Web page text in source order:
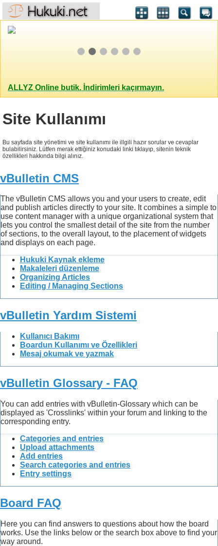
ALLYZ Online butik. İndirimleri kaçırmayın.
Site Kullanımı
Bu sayfada site yönetimi ve site kullanımı ile illgili hazır sorular ve cevaplar
bulabilirsiniz. Lütfen merak ettiğiniz konudaki linki tıklayıp, sitenin teknik
özellikleri hakkında bilgi alınız.
vBulletin CMS
The vBulletin CMS allows you and your users to create, edit
and publish articles directly to your site. It combines a simple to
use content manager with a unique organizational system that
lets you control the smallest detail of the site from the number
of sections, to the overall layout, to the placement of widgets
and displays on each page.
Hukuki Kaynak ekleme
Makaleleri düzenleme
Organizing Articles
Editing / Managing Sections
vBulletin Yardım Sistemi
Kullanıcı Bakımı
Boardun Kullanımı ve Özellikleri
Mesaj okumak ve yazmak
vBulletin Glossary - FAQ
You can add entries with vBulletin-Glossary which can be
displayed as 'Crosslinks' within your forum and linking to the
corresponding entry.
Categories and entries
Upload attachments
Add entries
Search categories and entries
Entry settings
Board FAQ
Here you can find answers to questions about how the board
works. Use the links below or the search box above to find your
way around.